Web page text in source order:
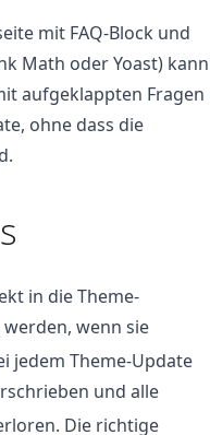
mit FAQ-Block und
Math oder Yoast) kann
aufgeklappten Fragen
ohne dass die
in die Theme-
wenn sie
jedem Theme-Update
und alle
Die richtige